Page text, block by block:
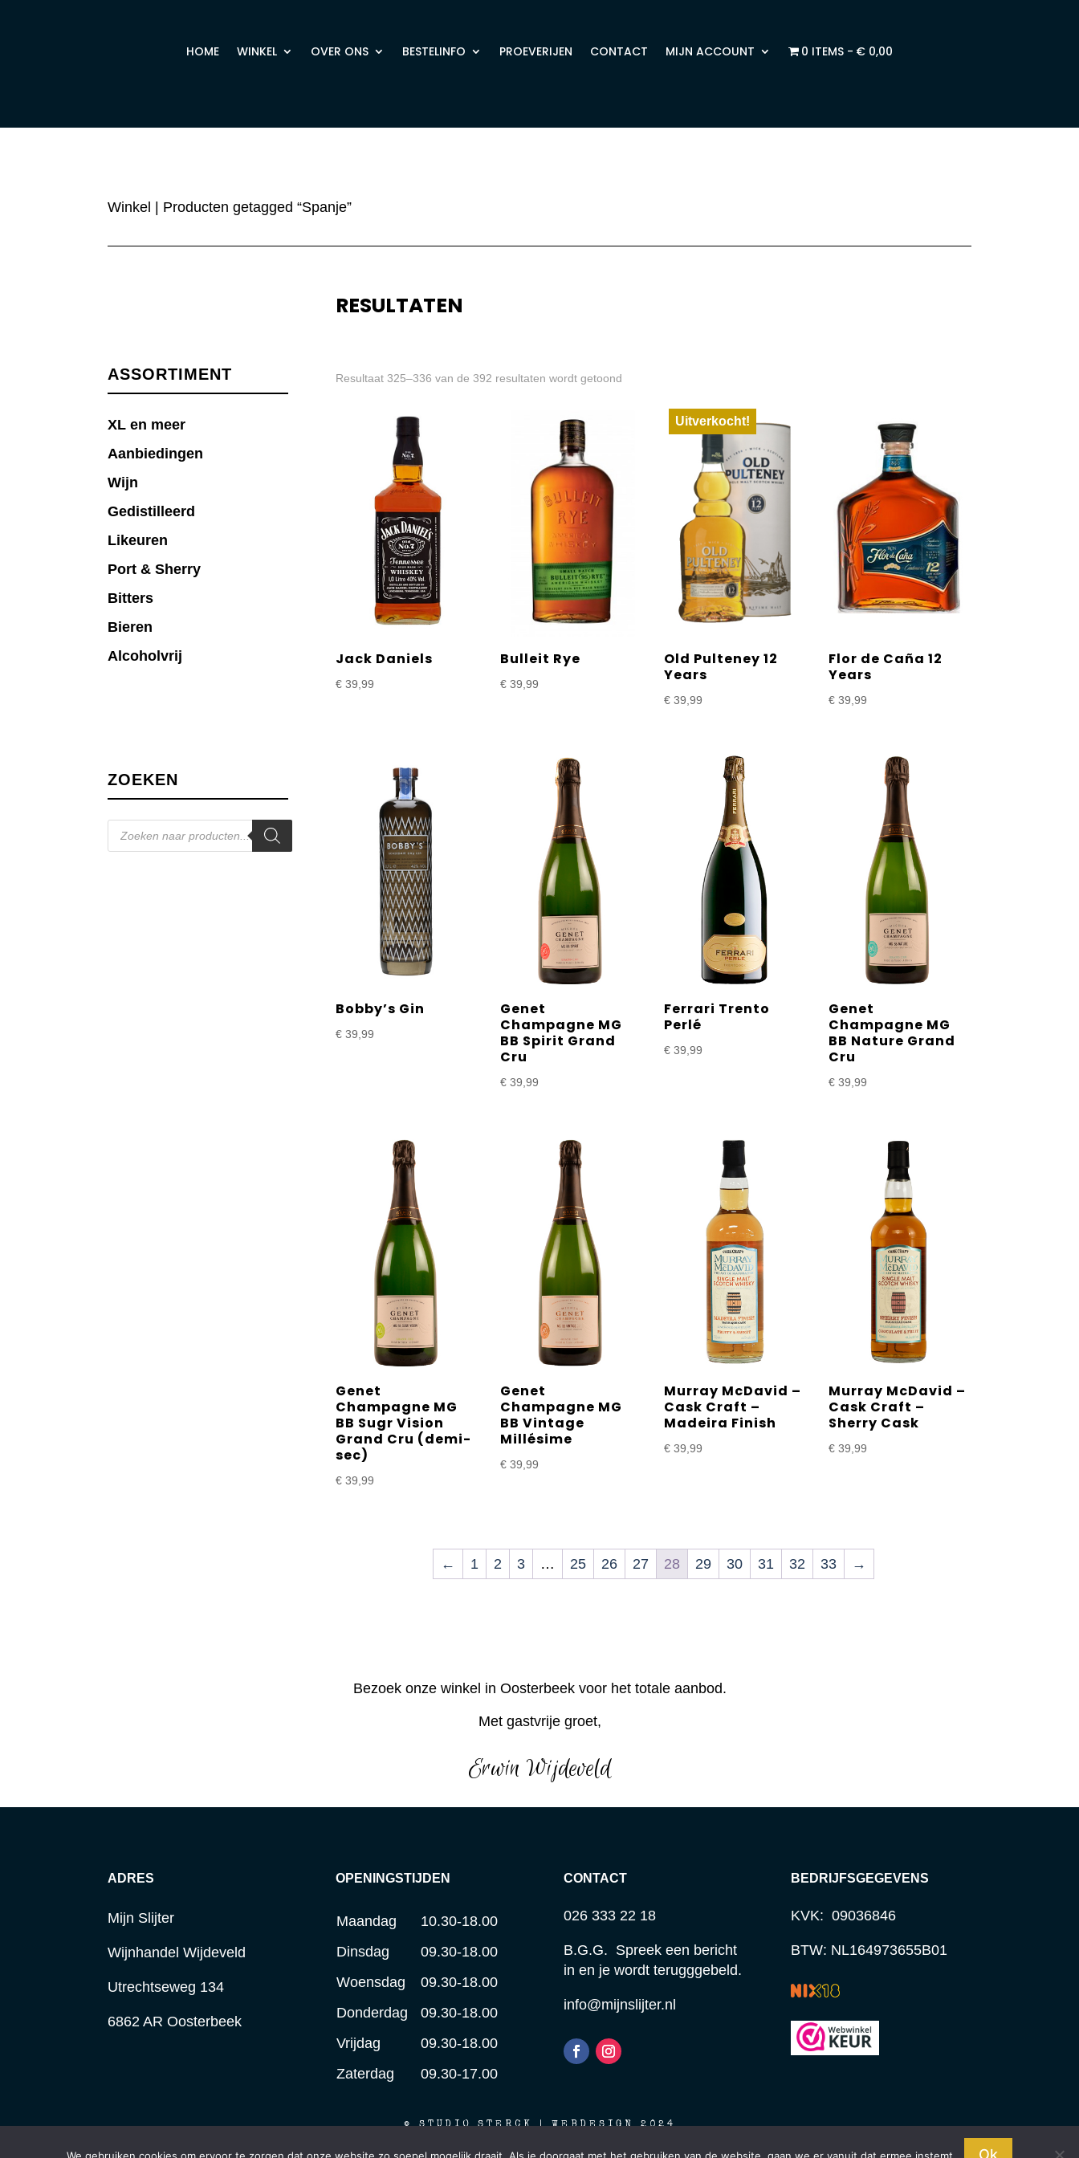
HOME WINKEL OVER ONS BESTELINFO PROEVERIJEN CONTACT MIJN ACCOUNT 0 ITEMS € 0,00
Winkel | Producten getagged “Spanje”
RESULTATEN
ASSORTIMENT
XL en meer
Aanbiedingen
Wijn
Gedistilleerd
Likeuren
Port & Sherry
Bitters
Bieren
Alcoholvrij
ZOEKEN
Producten
zoeken
Resultaat 325–336 van de 392 resultaten wordt getoondGesorteerd
Jack Daniels
€39,99
Bulleit Rye
€39,99
Uitverkocht!
Old Pulteney 12
Years
€ 39,99
Flor de Caña 12
Years
€39,99
Bobby’s Gin
€39,99
Genet
Champagne MG
BB Spirit Grand
Cru
€39,99
Ferrari Trento
Perlé
€ 39,99
Genet
Champagne MG
BB Nature Grand
Cru
€39,99
Genet
Champagne MG
BB Sugr Vision
Grand Cru (demi-
sec)
€39,99
Genet
Champagne MG
BB Vintage
Millésime
€39,99
Murray McDavid –
Cask Craft –
Madeira Finish
€ 39,99
Murray McDavid –
Cask Craft –
Sherry Cask
€39,99
← 1 2 3 … 25 26 27 28 29 30 31 32 33 →
Bezoek onze winkel in Oosterbeek voor het totale aanbod.
Met gastvrije groet,
Erwin Wijdeveld
ADRES
Mijn Slijter
Wijnhandel Wijdeveld
Utrechtseweg 134
6862 AR Oosterbeek
OPENINGSTIJDEN
Maandag
10.30-18.00
Dinsdag
09.30-18.00
Woensdag
09.30-18.00
Donderdag
09.30-18.00
Vrijdag
09.30-18.00
Zaterdag
09.30-17.00
CONTACT
026 333 22 18
B.G.G. Spreek een bericht
in en je wordt terugggebeld.
info@mijnslijter.nl
BEDRIJFSGEGEVENS
KVK: 09036846
BTW: NL164973655B01
© STUDIO STERCK | WEBDESIGN 2024
We gebruiken cookies om ervoor te zorgen dat onze website zo soepel mogelijk draait. Als je doorgaat met het gebruiken van de website, gaan we er vanuit dat ermee instemt. Ok